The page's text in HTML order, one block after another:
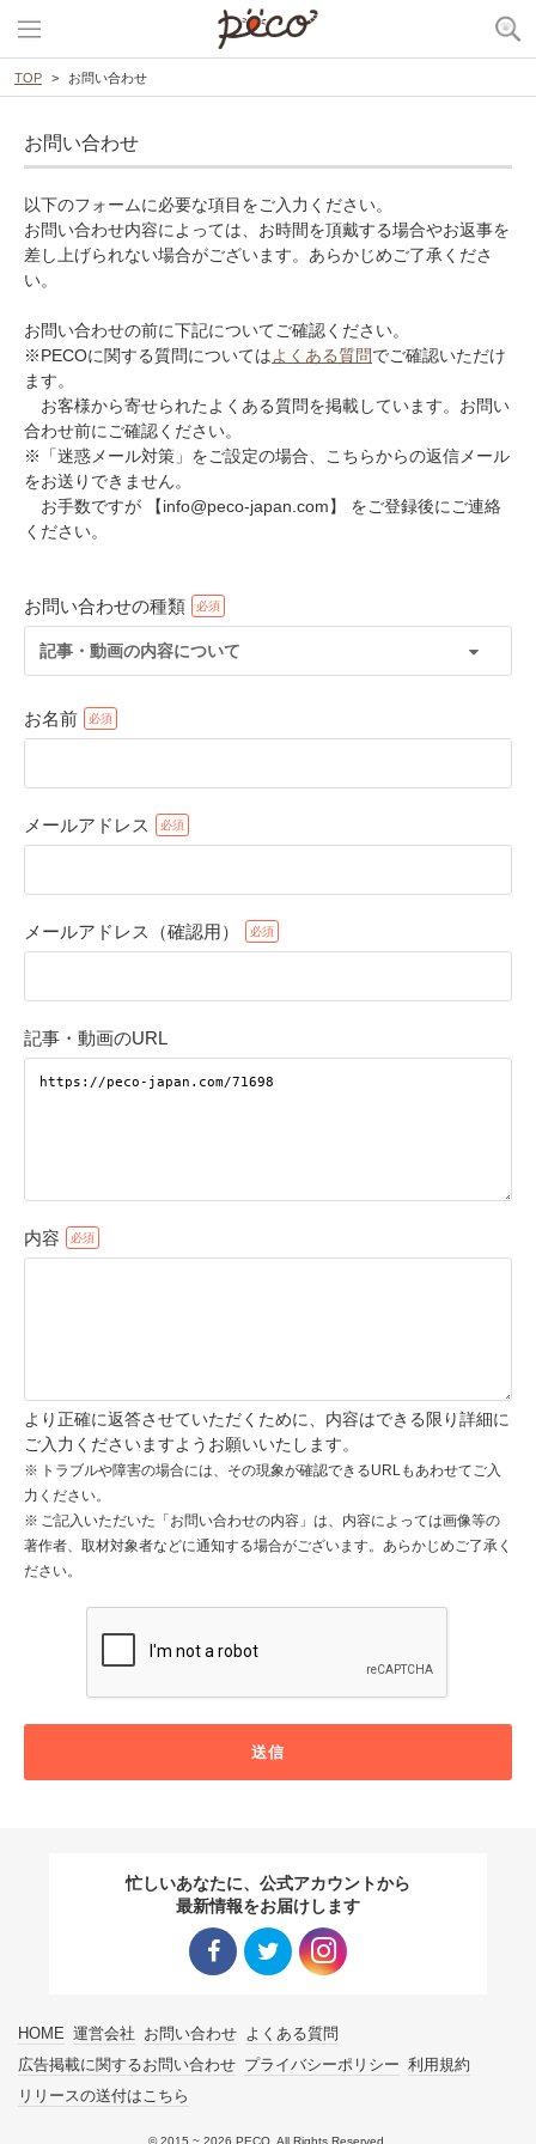
TOP お問い合わせ
お問い合わせ
以下のフォームに必要な項目をご入力ください。
お問い合わせ内容によっては、お時間を頂戴する場合やお返事を
差し上げられない場合がございます。あらかじめご了承くださ
い。
お問い合わせの前に下記についてご確認ください。
※PECOに関する質問についてはよくある質問でご確認いただけ
ます。
お客様から寄せられたよくある質問を掲載しています。お問い
合わせ前にご確認ください。
※「迷惑メール対策」をご設定の場合、こちらからの返信メール
をお送りできません。
お手数ですが 【info@peco-japan.com】 をご登録後にご連絡
ください。
お問い合わせの種類
記事・動画の内容について
お名前
メールアドレス
メールアドレス（確認用）
記事・動画のURL
内容
より正確に返答させていただくために、内容はできる限り詳細に
ご入力くださいますようお願いいたします。
トラブルや障害の場合には、その現象が確認できるURLもあわせてご入
力ください。
ご記入いただいた「お問い合わせの内容」は、内容によっては画像等の
著作者、取材対象者などに通知する場合がございます。あらかじめご了承く
ださい。
送信
忙しいあなたに、公式アカウントから
最新情報をお届けします
HOME 運営会社 お問い合わせ よくある質問
広告掲載に関するお問い合わせ プライバシーポリシー 利用規約
リリースの送付はこちら
© 2015 ~ 2026 PECO. All Rights Reserved.
アプリで開く